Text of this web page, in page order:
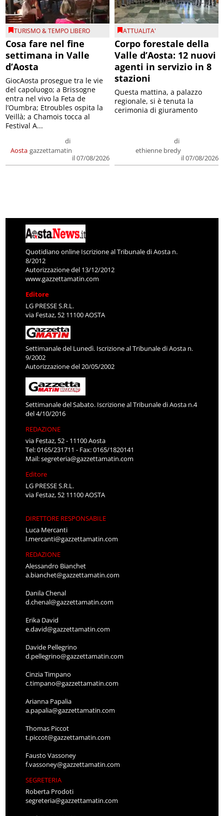
TURISMO & TEMPO LIBERO
Cosa fare nel fine
settimana in Valle
d’Aosta
Aosta
di
gazzettamatin
il 07/08/2026
GiocAosta prosegue tra le vie
del capoluogo; a Brissogne
entra nel vivo la Feta de
l’Oumbra; Etroubles ospita la
Veillà; a Chamois tocca al
Festival A...
ATTUALITA'
Corpo forestale della
Valle d’Aosta: 12 nuovi
agenti in servizio in 8
stazioni
di
ethienne bredy
il 07/08/2026
Questa mattina, a palazzo
regionale, si è tenuta la
cerimonia di giuramento
Quotidiano online Iscrizione al Tribunale di Aosta n.
8/2012
Autorizzazione del 13/12/2012
www.gazzettamatin.com
Editore
LG PRESSE S.R.L.
via Festaz, 52 11100 AOSTA
Settimanale del Lunedì. Iscrizione al Tribunale di Aosta n.
9/2002
Autorizzazione del 20/05/2002
Settimanale del Sabato. Iscrizione al Tribunale di Aosta n.4
del 4/10/2016
REDAZIONE
via Festaz, 52 - 11100 Aosta
Tel: 0165/231711 - Fax: 0165/1820141
Mail:segreteria@gazzettamatin.com
Editore
LG PRESSE S.R.L.
via Festaz, 52 11100 AOSTA
DIRETTORE RESPONSABILE
Luca Mercanti
l.mercanti@gazzettamatin.com
REDAZIONE
Alessandro Bianchet
a.bianchet@gazzettamatin.com
Danila Chenal
d.chenal@gazzettamatin.com
Erika David
e.david@gazzettamatin.com
Davide Pellegrino
d.pellegrino@gazzettamatin.com
Cinzia Timpano
c.timpano@gazzettamatin.com
Arianna Papalia
a.papalia@gazzettamatin.com
Thomas Piccot
t.piccot@gazzettamatin.com
Fausto Vassoney
f.vassoney@gazzettamatin.com
SEGRETERIA
Roberta Prodoti
segreteria@gazzettamatin.com